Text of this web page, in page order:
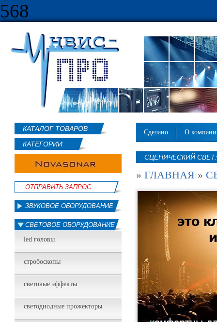
568
КАТАЛОГ ТОВАРОВ
КАТЕГОРИИ
ОТПРАВИТЬ ЗАПРОС
ЗВУКОВОЕ ОБОРУДОВАНИЕ
СВЕТОВОЕ ОБОРУДОВАНИЕ
led головы
стробоскопы
световые эффекты
светодиодные прожекторы
сделано о
СЦЕНИЧЕСКИЙ
» ГЛАВНАЯ »